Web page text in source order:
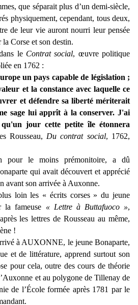
que séparait plus d’un demi-siècle,
physiquement, cependant, tous deux,
de leur vie auront nourri leur pensée
Corse et son destin.
le Contrat social, œuvre politique
publiée en 1762 :
un pays capable de législation ;
et la constance avec laquelle ce
et défendre sa liberté mériterait
sage lui apprît à la conserver. J'ai
qu'un jour cette petite île étonnera
Rousseau, Du contrat social, 1762,
pour le moins prémonitoire, a dû
qui avait découvert et apprécié
avant son arrivée à Auxonne.
loin les « écrits corses » du jeune
la fameuse « Lettre à Buttafuoco »,
les lettres de Rousseau au même,
!
à AUXONNE, le jeune Bonaparte,
et de littérature, apprend surtout son
pour cela, outre des cours de théorie
et au polygone de Tillenay de
de l’École formée après 1781 par le